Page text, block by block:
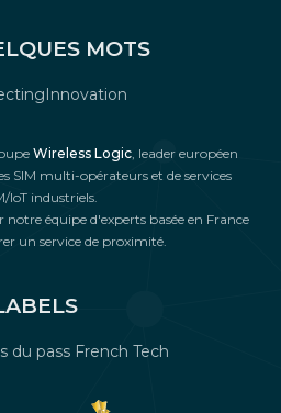
MOTS
Wireless Logic, leader européen
SIM multi-opérateurs et de services
IoT industriels.
notre équipe d'experts basée en France
un service de proximité.
du pass French Tech